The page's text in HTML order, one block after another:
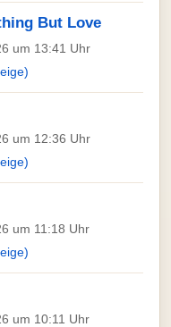
But Love
um 13:41 Uhr
um 12:36 Uhr
um 11:18 Uhr
um 10:11 Uhr